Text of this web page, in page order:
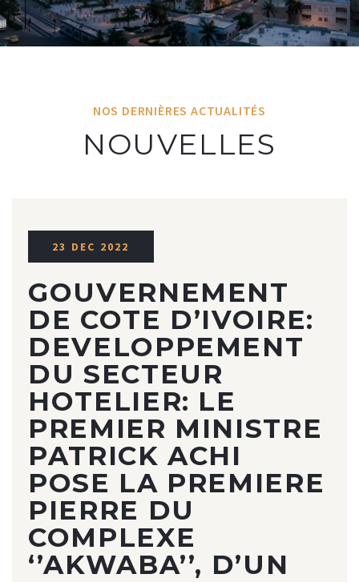
NOS DERNIÈRES ACTUALITÉS
NOUVELLES
23 DEC 2022
GOUVERNEMENT
DE COTE D’IVOIRE:
DEVELOPPEMENT
DU SECTEUR
HOTELIER: LE
PREMIER MINISTRE
PATRICK ACHI
POSE LA PREMIERE
PIERRE DU
COMPLEXE
‘’AKWABA’’, D’UN